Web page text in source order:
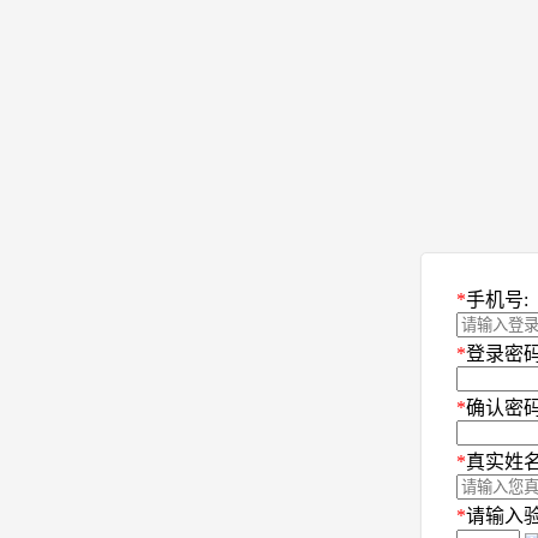
*手机号:
*登录密
*确认密
*真实姓
*请输入